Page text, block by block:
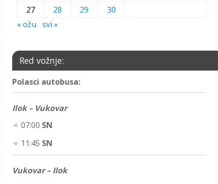
27
28 29
30
« ožu svi »
Red vožnje:
Polasci autobusa:
Ilok – Vukovar
07:00 SN
11:45 SN
Vukovar – Ilok